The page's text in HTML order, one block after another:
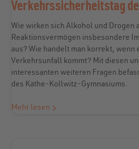
Verkehrssicherheitstag
Wie wirken sich Alkohol und Drogen
Reaktionsvermögen insbesondere
aus? Wie handelt man korrekt, wenn
Verkehrsunfall kommt? Mit diesen
interessanten weiteren Fragen
des Käthe-Kollwitz-Gymnasiums.
Mehr lesen